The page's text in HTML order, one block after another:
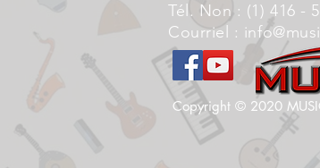
Tél. Non : (1) 416 -
Courriel :
Copyright © 2020